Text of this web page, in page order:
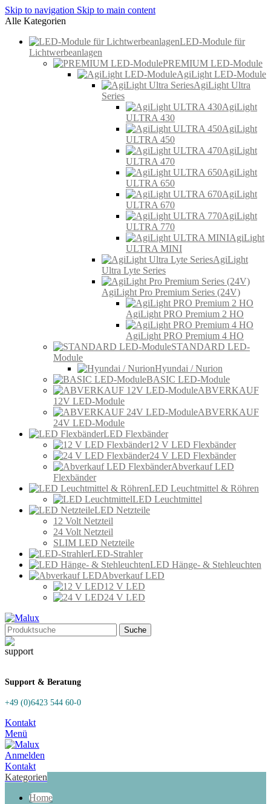
Skip to navigation Skip to main content
Alle Kategorien
LED-Module für
Lichtwerbeanlagen
PREMIUM LED-Module
AgiLight LED-Module
AgiLight Ultra
Series
AgiLight
ULTRA 430
AgiLight
ULTRA 450
AgiLight
ULTRA 470
AgiLight
ULTRA 650
AgiLight
ULTRA 670
AgiLight
ULTRA 770
AgiLight
ULTRA MINI
AgiLight
Ultra Lyte Series
AgiLight Pro Premium Series (24V)
AgiLight PRO Premium 2 HO
AgiLight PRO Premium 4 HO
STANDARD LED-
Module
Hyundai / Nurion
BASIC LED-Module
ABVERKAUF
12V LED-Module
ABVERKAUF
24V LED-Module
LED Flexbänder
12 V LED Flexbänder
24 V LED Flexbänder
Abverkauf LED
Flexbänder
LED Leuchtmittel & Röhren
LED Leuchtmittel
LED Netzteile
12 Volt Netzteil
24 Volt Netzteil
SLIM LED Netzteile
LED-Strahler
LED Hänge- & Stehleuchten
Abverkauf LED
12 V LED
24 V LED
Suche
Support & Beratung
+49 (0)6423 544 60-0
Kontakt
Menü
Anmelden
Kontakt
Kategorien
Home